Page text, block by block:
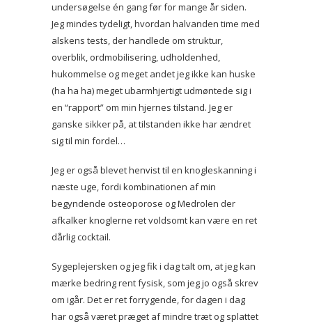
undersøgelse én gang før for mange år siden.
Jeg mindes tydeligt, hvordan halvanden time med
alskens tests, der handlede om struktur,
overblik, ordmobilisering, udholdenhed,
hukommelse og meget andet jeg ikke kan huske
(ha ha ha) meget ubarmhjertigt udmøntede sig i
en “rapport” om min hjernes tilstand. Jeg er
ganske sikker på, at tilstanden ikke har ændret
sig til min fordel…
Jeg er også blevet henvist til en knogleskanning i
næste uge, fordi kombinationen af min
begyndende osteoporose og Medrolen der
afkalker knoglerne ret voldsomt kan være en ret
dårlig cocktail.
Sygeplejersken og jeg fik i dag talt om, at jeg kan
mærke bedring rent fysisk, som jeg jo også skrev
om igår. Det er ret forrygende, for dagen i dag
har også været præget af mindre træt og splattet